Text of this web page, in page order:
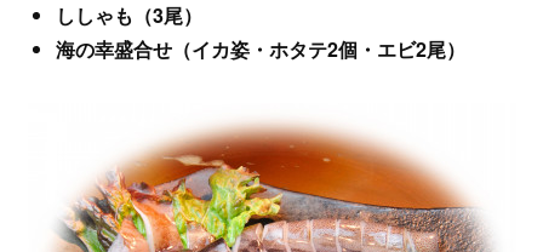
ししゃも（3尾）
海の幸盛合せ（イカ姿・ホタテ2個・エビ2尾）